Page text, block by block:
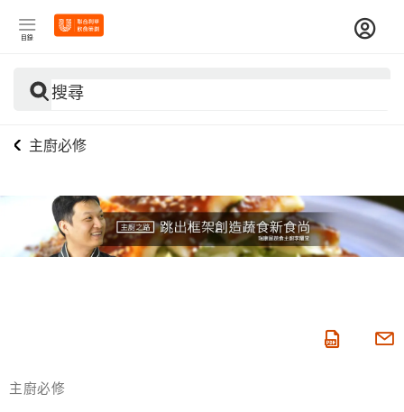
目錄
搜尋
主廚必修
主廚必修